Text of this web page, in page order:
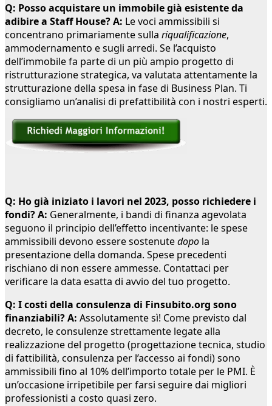
Q: Posso acquistare un immobile già esistente da
adibire a Staff House?A: Le voci ammissibili si
concentrano primariamente sulla riqualificazione,
ammodernamento e sugli arredi. Se l’acquisto
dell’immobile fa parte di un più ampio progetto di
ristrutturazione strategica, va valutata attentamente la
strutturazione della spesa in fase di Business Plan. Ti
consigliamo un’analisi di prefattibilità con i nostri esperti.
Q: Ho già iniziato i lavori nel 2023, posso richiedere i
fondi?A: Generalmente, i bandi di finanza agevolata
seguono il principio dell’effetto incentivante: le spese
ammissibili devono essere sostenutedopo la
presentazione della domanda. Spese precedenti
rischiano di non essere ammesse. Contattaci per
verificare la data esatta di avvio del tuo progetto.
Q: I costi della consulenza di Finsubito.org sono
finanziabili?A: Assolutamente sì! Come previsto dal
decreto, le consulenze strettamente legate alla
realizzazione del progetto (progettazione tecnica, studio
di fattibilità, consulenza per l’accesso ai fondi) sono
ammissibili fino al 10% dell’importo totale per le PMI. È
un’occasione irripetibile per farsi seguire dai migliori
professionisti a costo quasi zero.